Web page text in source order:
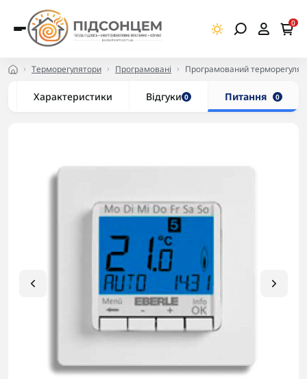
0
Терморегулятори Програмовані Програмований
Характеристики Відгуки 0 Питання 0